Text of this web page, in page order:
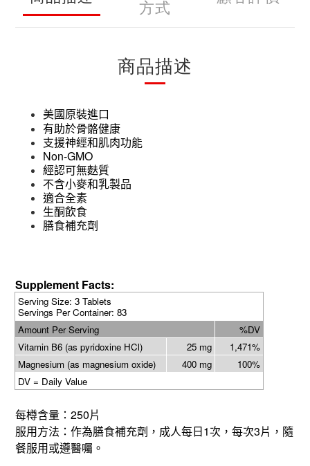
方式
商品描述
美國原裝進口
有助於骨骼健康
支援神經和肌肉功能
Non-GMO
經認可無麩質
不含小麥和乳製品
適合全素
生酮飲食
膳食補充劑
Supplement Facts:
Serving Size: 3 Tablets
Servings Per Container: 83
Amount Per Serving
%DV
Vitamin B6 (as pyridoxine HCl)
25 mg
1,471%
Magnesium (as magnesium oxide)
400 mg
100%
DV = Daily Value
每樽含量： 250片
服用方法：作為膳食補充劑，成人每日 1次，每次3片，隨
餐服用或遵醫囑。